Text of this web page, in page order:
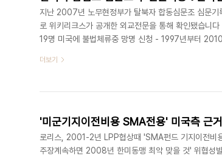
지난 2007년 노무현정부가 탈북자 합동심문조 심문
로 위키리크스가 공개한 외교전문을 통해 확인됐습
19명 미국에 불법체류중 망명 신청 - 1997년부터
보기] - 방코델타아시아를 통한 북한의 금융거래 증
키리크스] - 영국주재 북한대사관도 돈줄 끊겼다 ..
더보기
로리스, 2001-2년 LPP협상때 'SMA펀드 기지이전비
주장계속하면 2008년 한미동맹 최악 맞을 것' 위협